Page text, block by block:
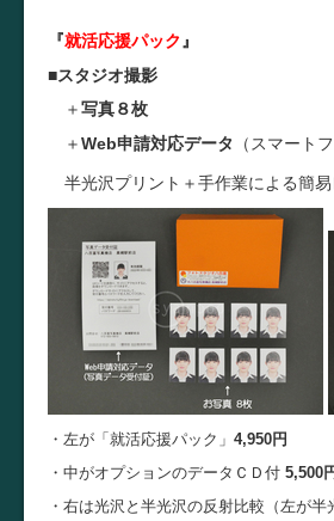
『就活応援パック 』
■スタジオ撮影
＋写真８枚
＋Web申請対応データ （スマート
半光沢プリント＋手作業による簡
・左が「就活応援パック」 4,950円
・中がオプションのデータＣＤ付 5,500
・右は光沢と半光沢の反射比較（左が半